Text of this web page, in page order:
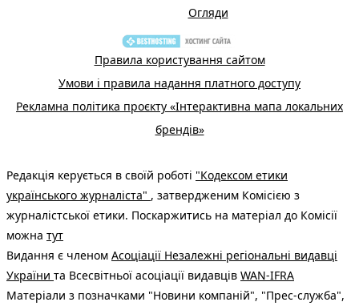
Огляди
Правила користування сайтом
Умови і правила надання платного доступу
Рекламна політика проєкту «Інтерактивна мапа локальних
брендів»
Редакція керується в своїй роботі "Кодексом етики
українського журналіста" , затвердженим Комісією з
журналістської етики. Поскаржитись на матеріал до Комісії
можна тут
Видання є членом Асоціації Незалежні регіональні видавці
України та Всесвітньої асоціації видавців WAN-IFRA
Матеріали з позначками "Новини компаній", "Прес-служба",